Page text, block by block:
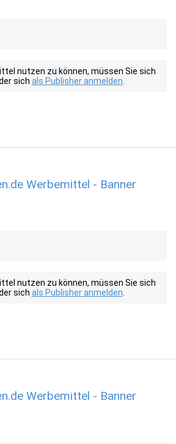
nutzen zu können, müssen Sie sich
sich als Publisher anmelden
Werbemittel - Banner
nutzen zu können, müssen Sie sich
sich als Publisher anmelden
Werbemittel - Banner